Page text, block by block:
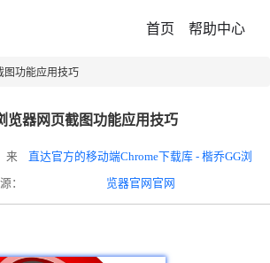
首页 帮助中心
图功能应用技巧
览器网页截图功能应用技巧
来
源：
直达官方的移动端Chrome下载库 - 楷乔GG浏
览器官网官网